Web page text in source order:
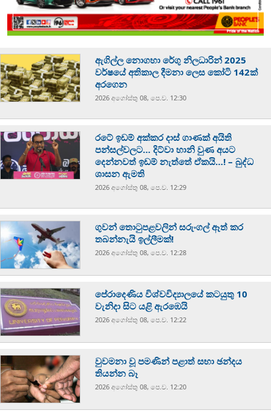
ඇගිල්ල නොගහා රේගු නිලධාරින් 2025
වර්ෂයේ අතිකාල දීමනා ලෙස කෝටි 142ක්
අරගෙන
2026 අගෝස්‍තු 08, පෙ.ව. 12:30
රටේ ඉඩම් අක්කර දාස් ගාණක් අයිති
පන්සල්වලට… දිට්වා හානි වුණ අයට
දෙන්නවත් ඉඩම් නැත්තේ ඒකයි…! – බුද්ධ
ශාසන ඇමති
2026 අගෝස්‍තු 08, පෙ.ව. 12:29
ගුවන් තොටුපළවලින් සරුංගල් ඈත් කර
තබන්නැයි ඉල්ලීමක්!
2026 අගෝස්‍තු 08, පෙ.ව. 12:28
පේරාදෙණිය විශ්වවිද්‍යාලයේ කටයුතු 10
වැනිදා සිට යළි ඇරඹෙයි
2026 අගෝස්‍තු 08, පෙ.ව. 12:22
වුවමනා වූ පමණින් පළාත් සභා ඡන්දය
තියන්න බෑ
2026 අගෝස්‍තු 08, පෙ.ව. 12:20